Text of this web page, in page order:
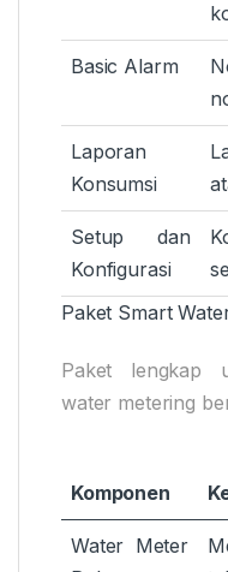
Basic Alarm
Laporan
Konsumsi
Setup dan
Konfigurasi
Paket Smart
Paket lengkap
water metering
Komponen
Water Meter